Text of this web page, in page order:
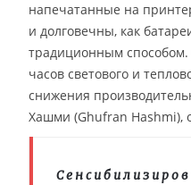
напечатанные на
и долговечны, как
традиционным
часов светового и
снижения
Хашми (Ghufran Hashmi),